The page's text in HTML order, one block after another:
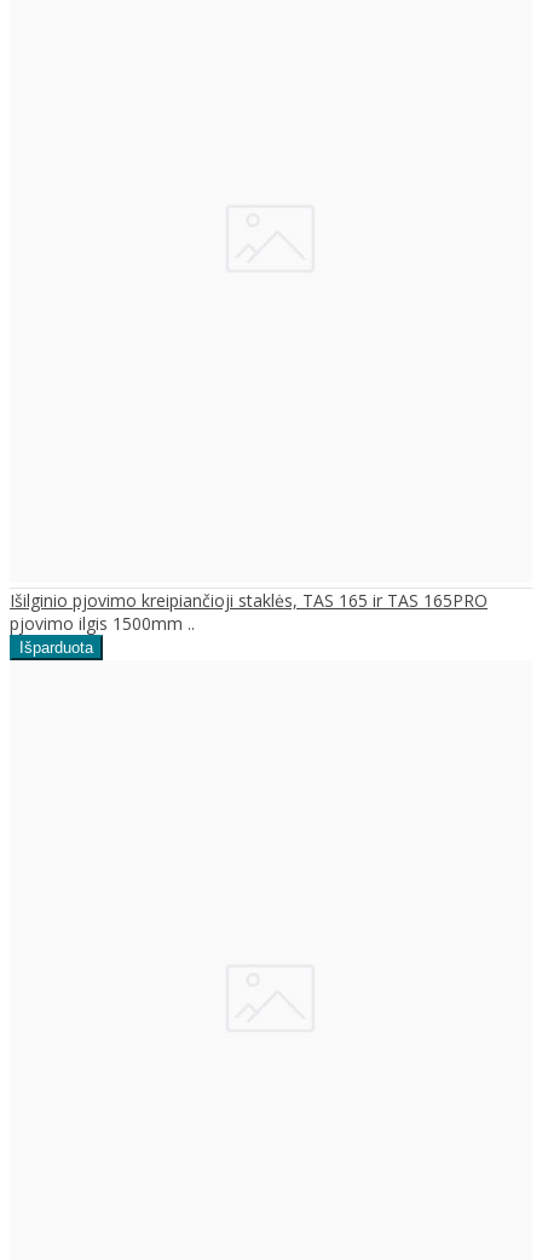
Išilginio pjovimo kreipiančioji staklės, TAS 165 ir TAS 165PRO
pjovimo ilgis 1500mm ..